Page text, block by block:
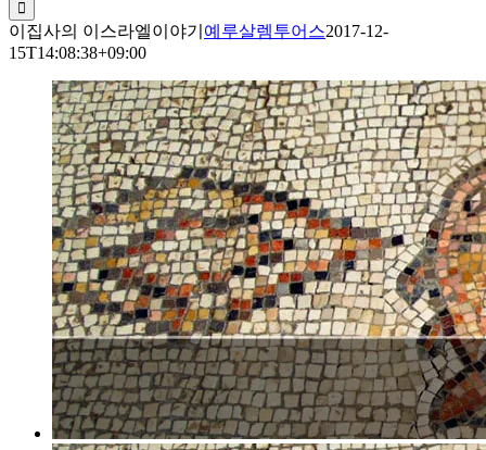
이집사의 이스라엘이야기 예루살렘투어스2017-12-
15T14:08:38+09:00